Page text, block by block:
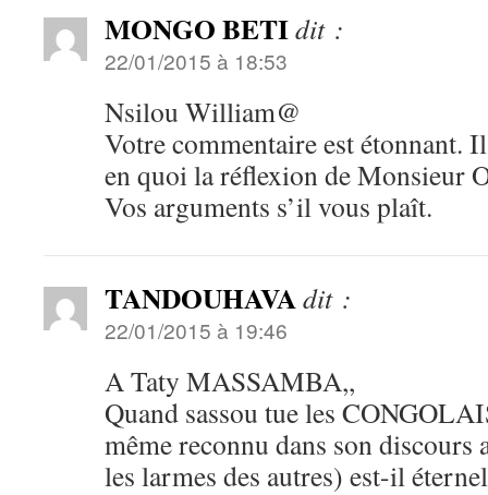
MONGO BETIdit :
22/01/2015 à 18:53
Nsilou William@
Votre commentaire est étonnant.
en quoi la réflexion de Monsieur
Vos arguments s’il vous plaît.
TANDOUHAVAdit :
22/01/2015 à 19:46
A Taty MASSAMBA,,
Quand sassou tue les
même reconnu dans son discours
les larmes des autres) est-il